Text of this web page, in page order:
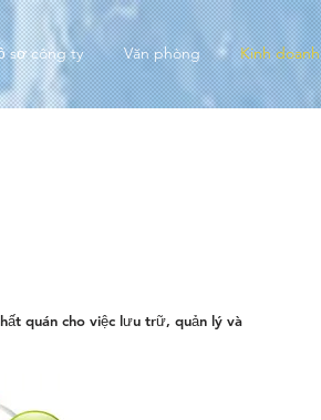
sơ công ty Văn phòng Kinh doanh
quán cho việc lưu trữ, quản lý và